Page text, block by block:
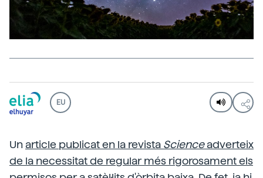
EU
Un article publicat en la revista Scienceadverteix
de la necessitat de regular més rigorosament els